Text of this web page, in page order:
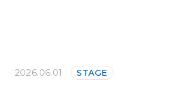
2026.06.01 STAGE